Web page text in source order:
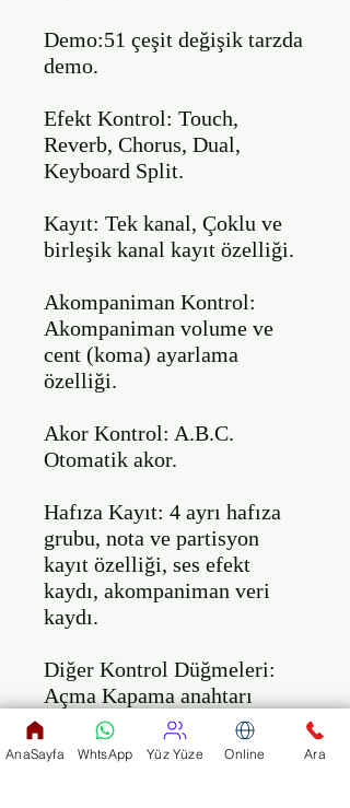
Demo:51 çeşit değişik tarzda
demo.
Efekt Kontrol: Touch,
Reverb, Chorus, Dual,
Keyboard Split.
Kayıt: Tek kanal, Çoklu ve
birleşik kanal kayıt özelliği.
Akompaniman Kontrol:
Akompaniman volume ve
cent (koma) ayarlama
özelliği.
Akor Kontrol: A.B.C.
Otomatik akor.
Hafıza Kayıt: 4 ayrı hafıza
grubu, nota ve partisyon
kayıt özelliği, ses efekt
kaydı, akompaniman veri
kaydı.
Diğer Kontrol Düğmeleri:
Açma Kapama anahtarı
(power), Genel Ses (Master
Volume), Akompaniman
AnaSayfa WhtsApp Yüz Yüze Online Ara